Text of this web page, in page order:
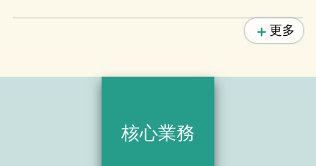
更多
核心業務